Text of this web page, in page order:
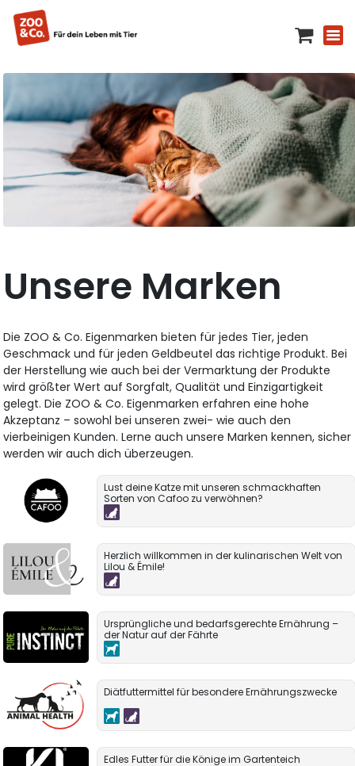
Unsere Marken
Die ZOO & Co. Eigenmarken bieten für jedes Tier, jeden
Geschmack und für jeden Geldbeutel das richtige Produkt. Bei
der Herstellung wie auch bei der Vermarktung der Produkte
wird größter Wert auf Sorgfalt, Qualität und Einzigartigkeit
gelegt. Die ZOO & Co. Eigenmarken erfahren eine hohe
Akzeptanz – sowohl bei unseren zwei- wie auch den
vierbeinigen Kunden. Lerne auch unsere Marken kennen, sicher
werden wir auch dich überzeugen.
Lust deine Katze mit unseren schmackhaften
Sorten von Cafoo zu verwöhnen?
Herzlich willkommen in der kulinarischen Welt von
Lilou & Émile!
Ursprüngliche und bedarfsgerechte Ernährung –
der Natur auf der Fährte
Diätfuttermittel für besondere Ernährungszwecke
Edles Futter für die Könige im Gartenteich